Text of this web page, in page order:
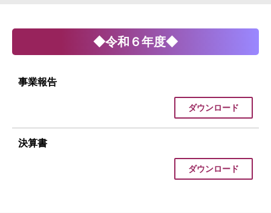
◆令和６年度◆
事業報告
ダウンロード
決算書
ダウンロード